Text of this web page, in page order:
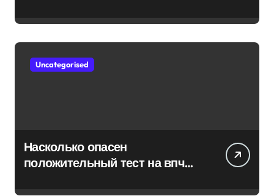
Uncategorised
Насколько опасен
положительный тест на впч